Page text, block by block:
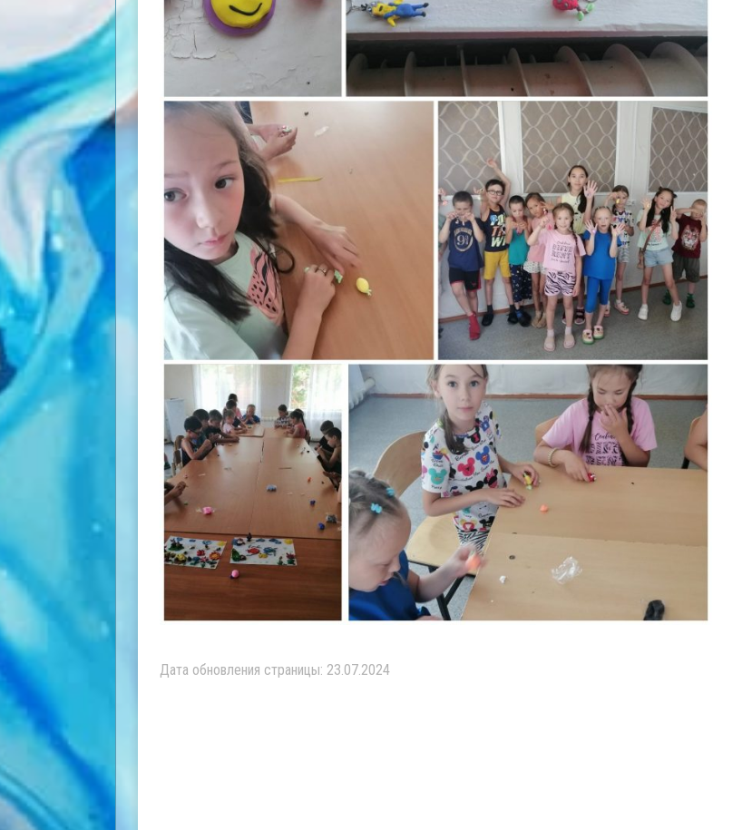
Дата обновления страницы: 23.07.2024